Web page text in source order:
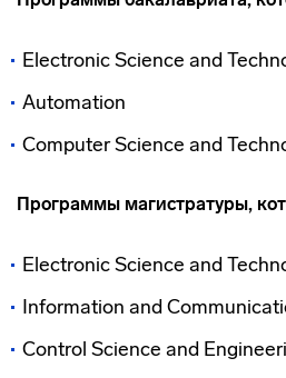
Electronic Science and
Automation
Computer Science and
Программы магистратуры,
Electronic Science and
Information and
Control Science and